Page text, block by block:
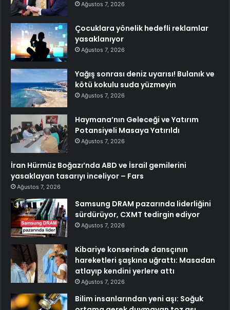
Ağustos 7, 2026
Çocuklara yönelik hedefli reklamlar
yasaklanıyor
Ağustos 7, 2026
Yağış sonrası deniz uyarısı! Bulanık ve
kötü kokulu suda yüzmeyin
Ağustos 7, 2026
Haymana’nın Geleceği ve Yatırım
Potansiyeli Masaya Yatırıldı
Ağustos 7, 2026
İran Hürmüz Boğazı’nda ABD ve İsrail gemilerini
yasaklayan tasarıyı inceliyor – Fars
Ağustos 7, 2026
Samsung DRAM pazarında liderliğini
sürdürüyor, CXMT tedirgin ediyor
Ağustos 7, 2026
Kibariye konserinde dansçının
hareketleri şaşkına uğrattı: Masadan
atlayıp kendini yerlere attı
Ağustos 7, 2026
Bilim insanlarından yeni aşı: Soğuk